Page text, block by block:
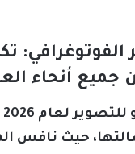
الفوتوغرافي:
جميع أنحاء
حيث نافس